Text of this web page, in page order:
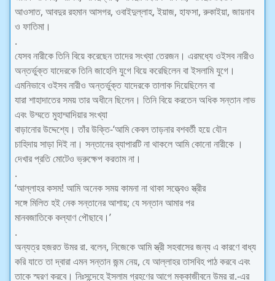
আওসাত, আবদুর রহমান আসগর, ওবাইদুল্লাহ, ইয়াজ, হাফসা, রুকাইয়া, জায়নাব
ও ফাতিমা।
.
যেসব নারীকে তিনি বিয়ে করেছেন তাদের সংখ্যা তেরজন। এরমধ্যে ওইসব নারীও
অন্তর্ভুক্ত যাদেরকে তিনি জাহেলি যুগে বিয়ে করেছিলেন বা ইসলামি যুগে।
এমনিভাবে ওইসব নারীও অন্তর্ভুক্ত যাদেরকে তালাক দিয়েছিলেন বা
যারা শাহাদাতের সময় তার অধীনে ছিলেন। তিনি বিয়ে করতেন অধিক সন্তান লাভ
এবং উম্মতে মুহাম্মাদিয়ার সংখ্যা
বাড়ানাের উদ্দেশ্যে। তাঁর উক্তি-‘আমি কেবল তাড়নার বশবর্তী হয়ে যৌন
চাহিদায় সাড়া দিই না। সন্তানের ব্যাপারটি না থাকলে আমি কোনাে নারীকে ।
দেখার প্রতি মােটেও ভ্রুক্ষেপ করতাম না।
.
‘আল্লাহর কসম! আমি অনেক সময় কামনা না থাকা সত্ত্বেও স্ত্রীর
সঙ্গে মিলিত হই নেক সন্তানের আশায়; যে সন্তান আমার পর
মানবজাতিকে কল্যাণ পৌছাবে।’
.
অন্যত্র হজরত উমর রা. বলেন, নিজেকে আমি স্ত্রী সহবাসের জন্য এ কারণে বাধ্য
করি যাতে তা দ্বারা এমন সন্তান জন্ম নেয়, যে আল্লাহর তাসবিহ পাঠ করবে এবং
তাকে স্মরণ করবে। নিঃসন্দেহে ইসলাম গ্রহণের আগে মক্কাজীবনে উমর রা.-এর